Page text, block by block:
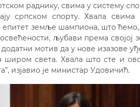
раднику, свима у систему
српском спорту. Хвала свима
земље шампиона, што
љубави према својој
мотив да у нове изазове
света. Хвала што сте и
изјавио је министар Удовичић.